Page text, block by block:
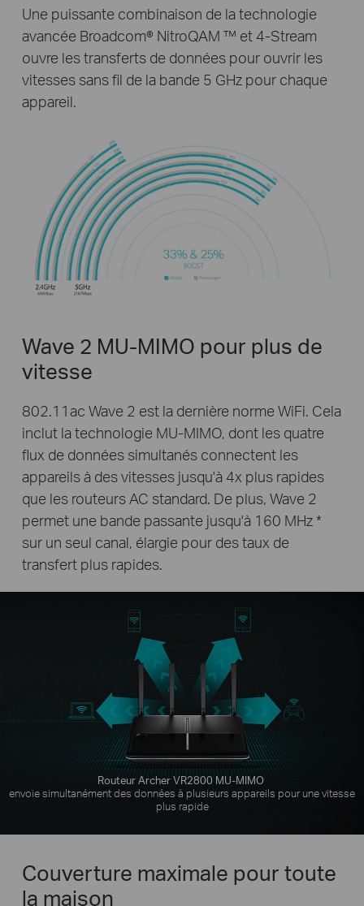
Une puissante combinaison de la technologie
avancée Broadcom® NitroQAM ™ et 4-Stream
ouvre les transferts de données pour ouvrir les
vitesses sans fil de la bande 5 GHz pour chaque
appareil.
Wave 2 MU-MIMO pour plus de
vitesse
802.11ac Wave 2 est la dernière norme WiFi. Cela
inclut la technologie MU-MIMO, dont les quatre
flux de données simultanés connectent les
appareils à des vitesses jusqu'à 4x plus rapides
que les routeurs AC standard. De plus, Wave 2
permet une bande passante jusqu'à 160 MHz *
sur un seul canal, élargie pour des taux de
transfert plus rapides.
Routeur Archer VR2800 MU-MIMO
envoie simultanément des données à plusieurs appareils pour une vitesse
plus rapide
Couverture maximale pour toute
la maison